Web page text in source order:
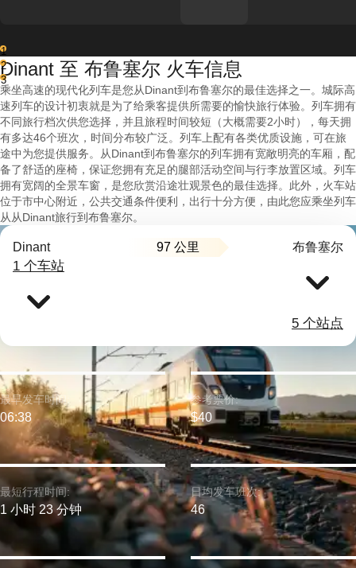
1
2
3
Dinant 至 布鲁塞尔 火车信息
乘坐高速的现代化列车是您从Dinant到布鲁塞尔的最佳选择之一。城际高
速列车的设计初衷就是为了给乘客提供所需要的愉快旅行体验。列车拥有
不同旅行档次供您选择，并且旅程时间较短（大概需要2小时），每天拥
有多达46个班次，时间分布较广泛。列车上配有各类优质设施，可在旅
途中为您提供服务。从Dinant到布鲁塞尔的列车拥有宽敞明亮的车厢，配
备了舒适的座椅，保证您拥有充足的腿部活动空间与行李放置区域。列车
拥有宽阔的全景车窗，是您欣赏沿途壮观景色的最佳选择。此外，火车站
位于市中心附近，公共交通条件便利，出行十分方便，由此您应乘坐列车
从从Dinant旅行到布鲁塞尔。
Dinant 97 公里 布鲁塞尔
1 个车站
5 个站点
最短行程时间:
1 小时 23 分钟
最早发车时间:
06:38
参考票价:
$40
日均发车班次:
46